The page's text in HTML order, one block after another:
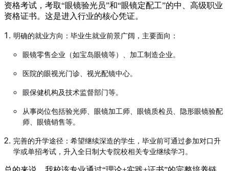
资格考试，考取“眼镜验光员”和“眼镜定配工”的中、高级职业
资格证书。这是进入行业的核心凭证。
明确的就业方向：毕业生就业前景广阔，主要面向：
眼镜零售企业（如宝岛眼镜等）、加工制造企业。
医院的眼视光门诊、视光配镜中心。
眼保健机构及技术监督部门等。
从事岗位包括验光师、眼镜加工师、眼镜质检员、隐形眼镜验配
师、眼镜销售等。
完善的升学途径：希望继续深造的学生，毕业前可通过参加对口升
学或单招考试，升入全日制大专院校相关专业继续学习。